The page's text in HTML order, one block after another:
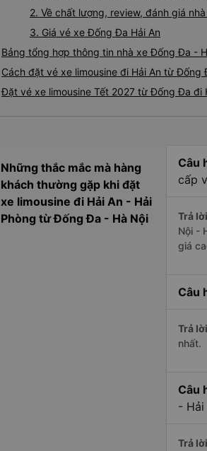
2. Về chất lượng, review, đánh giá
3. Giá vé xe Đống Đa Hải An
Bảng tổng hợp thông tin nhà xe Đống Đa -
Cách đặt vé xe limousine đi Hải An từ Đống
Đặt vé xe limousine Tết 2027 từ Đống Đa đi
Những thắc mắc mà hàng
khách thường gặp khi đặt
xe limousine đi Hải An - Hải
Phòng từ Đống Đa - Hà Nội
Câu
cấp
Trả
Nội -
giá
Câu
Trả
nhất.
Câu
- Hải
Trả